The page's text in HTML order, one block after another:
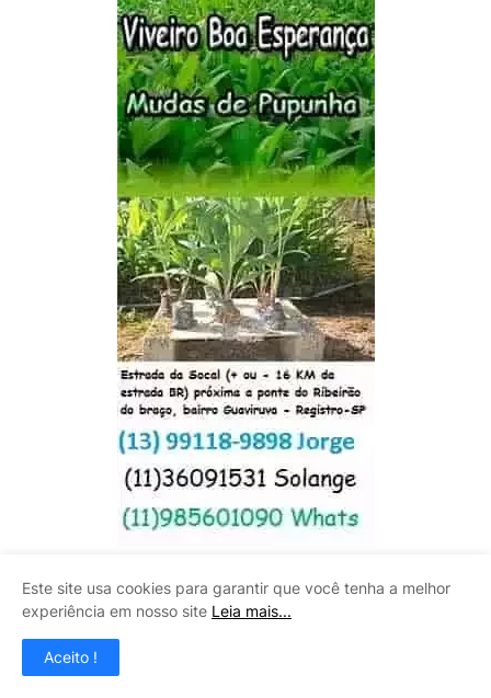
Este site usa cookies para garantir que você tenha a melhor
experiência em nosso site Leia mais...
Aceito !